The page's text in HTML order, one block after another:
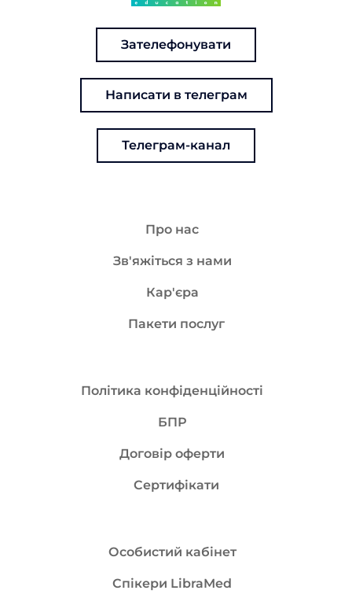
Зателефонувати
Написати в телеграм
Телеграм-канал
Про нас
Зв'яжіться з нами
Кар'єра
Пакети послуг
Політика конфіденційності
БПР
Договір оферти
Сертифікати
Особистий кабінет
Спікери LibraMed